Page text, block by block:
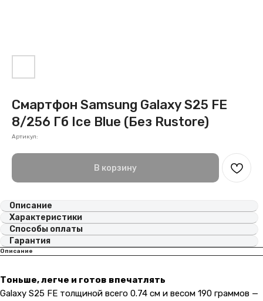
Смартфон Samsung Galaxy S25 FE
8/256 Гб Ice Blue (Без Rustore)
Артикул:
В корзину
Описание
Характеристики
Способы оплаты
Гарантия
Описание
Тоньше, легче и готов впечатлять
Galaxy S25 FE толщиной всего 0.74 см и весом 190 граммов —